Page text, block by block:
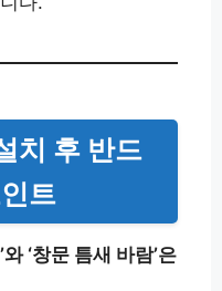
치 후 반드
트
‘창문 틈새 바람’은